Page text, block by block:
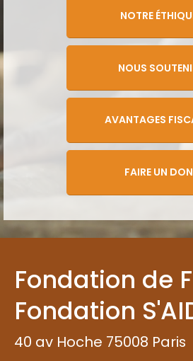
NOTRE
NOUS
AVANTAGES
FAIRE UN DON
Fondation de
Fondation
40 av Hoche 75008 Paris